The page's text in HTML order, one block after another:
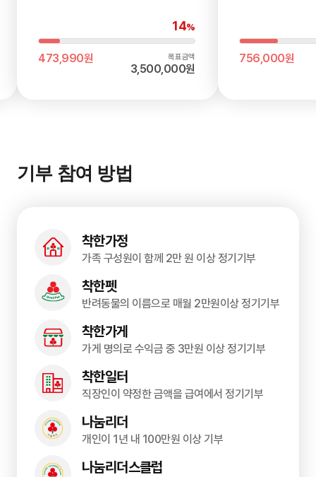
기부 참여 방법
착한가정
가족 구성원이 함께 2만 원 이상 정기기부
착한펫
반려동물의 이름으로 매월 2만원이상 정기기부
착한가게
가게 명의로 수익금 중 3만원 이상 정기기부
착한일터
직장인이 약정한 금액을 급여에서 정기기부
나눔리더
개인이 1년 내 100만원 이상 기부
나눔리더스클럽
14%
현재금액
473,990원 목표금액
3,500,000원
현재금액
756,000원